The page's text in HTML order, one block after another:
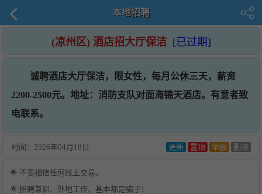
本地招聘
(凉州区) 酒店招大厅保洁 [已过期]
诚聘酒店大厅保洁，限女性，每月公休三天，薪资
2200-2500元。地址：消防支队对面海锦天酒店。有意者致
电联系。
时间： 2026年04月18日 更新 置顶 举报 删除
🌟 不要相信任何线上交易。
🌟 招聘兼职、外地工作，基本都是骗子！